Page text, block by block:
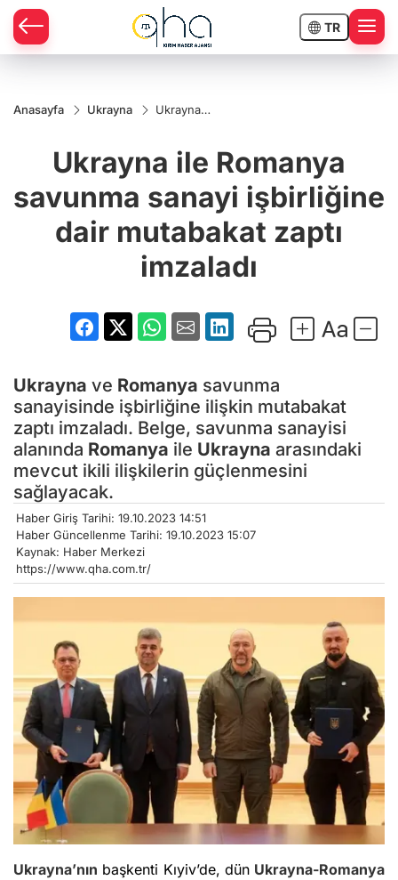
TR
Anasayfa Ukrayna
Ukrayna
savunma
sanayi
dair
mutabakat
zaptı
imzaladı
Ukrayna ile Romanya
savunma sanayi işbirliğine
dair mutabakat zaptı
imzaladı
Ukrayna ve Romanya savunma
sanayisinde işbirliğine ilişkin mutabakat
zaptı imzaladı. Belge, savunma sanayisi
alanında Romanya ile Ukrayna arasındaki
mevcut ikili ilişkilerin güçlenmesini
sağlayacak.
Haber Giriş Tarihi: 19.10.2023 14:51
Haber Güncellenme Tarihi: 19.10.2023 15:07
Kaynak: Haber Merkezi
https://www.qha.com.tr/
Ukrayna’nın başkenti Kıyiv’de, dün Ukrayna-Romanya